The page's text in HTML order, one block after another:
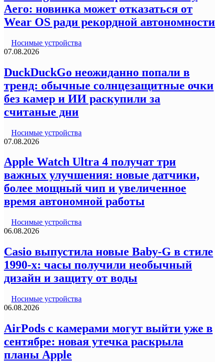
Aero: новинка может отказаться от
Wear OS ради рекордной автономности
Носимые устройства
07.08.2026
DuckDuckGo неожиданно попали в
тренд: обычные солнцезащитные очки
без камер и ИИ раскупили за
считаные дни
Носимые устройства
07.08.2026
Apple Watch Ultra 4 получат три
важных улучшения: новые датчики,
более мощный чип и увеличенное
время автономной работы
Носимые устройства
06.08.2026
Casio выпустила новые Baby-G в стиле
1990-х: часы получили необычный
дизайн и защиту от воды
Носимые устройства
06.08.2026
AirPods с камерами могут выйти уже в
сентябре: новая утечка раскрыла
планы Apple